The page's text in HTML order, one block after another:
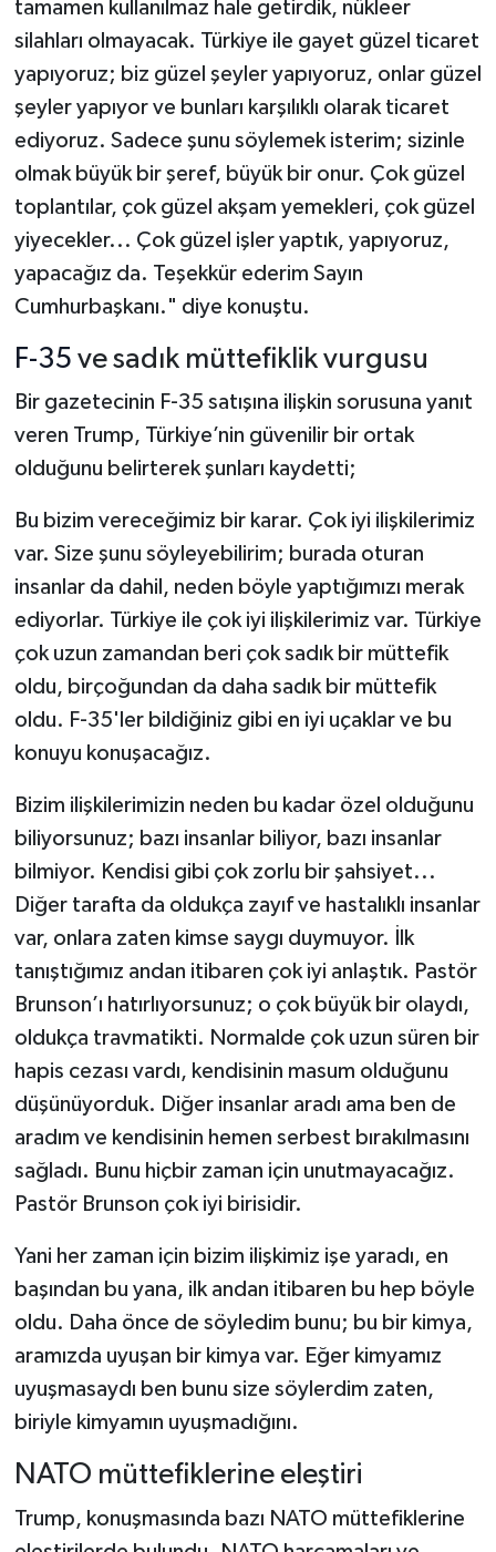
tamamen kullanılmaz hale getirdik, nükleer
silahları olmayacak. Türkiye ile gayet güzel ticaret
yapıyoruz; biz güzel şeyler yapıyoruz, onlar güzel
şeyler yapıyor ve bunları karşılıklı olarak ticaret
ediyoruz. Sadece şunu söylemek isterim; sizinle
olmak büyük bir şeref, büyük bir onur. Çok güzel
toplantılar, çok güzel akşam yemekleri, çok güzel
yiyecekler... Çok güzel işler yaptık, yapıyoruz,
yapacağız da. Teşekkür ederim Sayın
Cumhurbaşkanı." diye konuştu.
F-35 ve sadık müttefiklik vurgusu
Bir gazetecinin F-35 satışına ilişkin sorusuna yanıt
veren Trump, Türkiye’nin güvenilir bir ortak
olduğunu belirterek şunları kaydetti;
Bu bizim vereceğimiz bir karar. Çok iyi ilişkilerimiz
var. Size şunu söyleyebilirim; burada oturan
insanlar da dahil, neden böyle yaptığımızı merak
ediyorlar. Türkiye ile çok iyi ilişkilerimiz var. Türkiye
çok uzun zamandan beri çok sadık bir müttefik
oldu, birçoğundan da daha sadık bir müttefik
oldu. F-35'ler bildiğiniz gibi en iyi uçaklar ve bu
konuyu konuşacağız.
Bizim ilişkilerimizin neden bu kadar özel olduğunu
biliyorsunuz; bazı insanlar biliyor, bazı insanlar
bilmiyor. Kendisi gibi çok zorlu bir şahsiyet...
Diğer tarafta da oldukça zayıf ve hastalıklı insanlar
var, onlara zaten kimse saygı duymuyor. İlk
tanıştığımız andan itibaren çok iyi anlaştık. Pastör
Brunson’ı hatırlıyorsunuz; o çok büyük bir olaydı,
oldukça travmatikti. Normalde çok uzun süren bir
hapis cezası vardı, kendisinin masum olduğunu
düşünüyorduk. Diğer insanlar aradı ama ben de
aradım ve kendisinin hemen serbest bırakılmasını
sağladı. Bunu hiçbir zaman için unutmayacağız.
Pastör Brunson çok iyi birisidir.
Yani her zaman için bizim ilişkimiz işe yaradı, en
başından bu yana, ilk andan itibaren bu hep böyle
oldu. Daha önce de söyledim bunu; bu bir kimya,
aramızda uyuşan bir kimya var. Eğer kimyamız
uyuşmasaydı ben bunu size söylerdim zaten,
biriyle kimyamın uyuşmadığını.
NATO müttefiklerine eleştiri
Trump, konuşmasında bazı NATO müttefiklerine